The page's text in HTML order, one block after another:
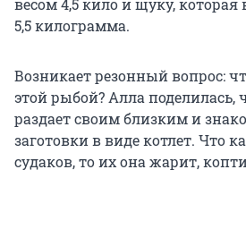
весом4,5 килои щуку, которая
5,5 килограмма.
Возникает резонный вопрос:
этой рыбой? Алла поделилась,
раздает своим близким и
заготовки в виде котлет. Что
судаков, то их она жарит,